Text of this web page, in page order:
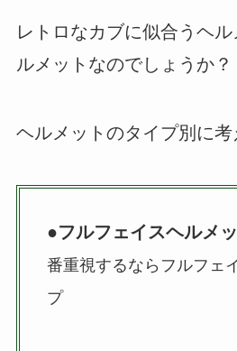
レトロなカブに似合うヘ
ルメットなのでしょうか？
ヘルメットのタイプ別に考
●フルフェイスヘルメ
番重視するならフルフェ
プ